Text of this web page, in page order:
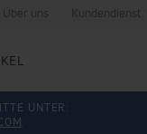
UNTER: